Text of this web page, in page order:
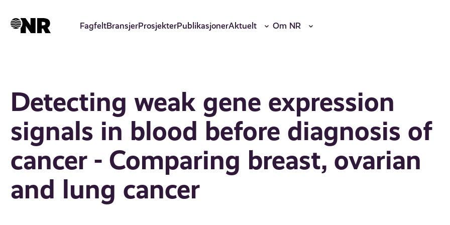
hovedinnhold
FagfeltBransjerProsjekterPublikasjonerAktuelt Om NR
Detecting weak gene expression
signals in blood before diagnosis of
cancer - Comparing breast, ovarian
and lung cancer